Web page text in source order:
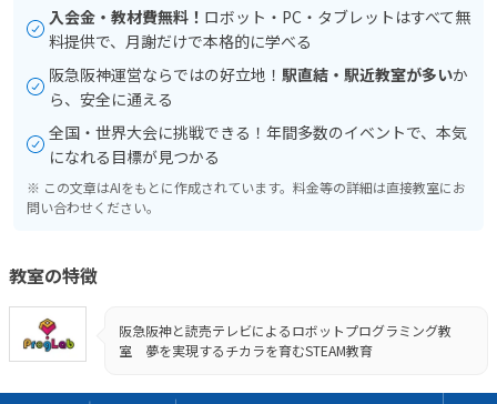
入会金・教材費無料！ ロボット・PC・タブレットはすべて無
料提供で、月謝だけで本格的に学べる
阪急阪神運営ならではの好立地！ 駅直結・駅近教室が多いか
ら、安全に通える
全国・世界大会に挑戦できる！年間多数のイベントで、本気
になれる目標が見つかる
※ この文章はAIをもとに作成されています。料金等の詳細は直接教室にお
問い合わせください。
教室の特徴
阪急阪神と読売テレビによるロボットプログラミング教
室 夢を実現するチカラを育むSTEAM教育